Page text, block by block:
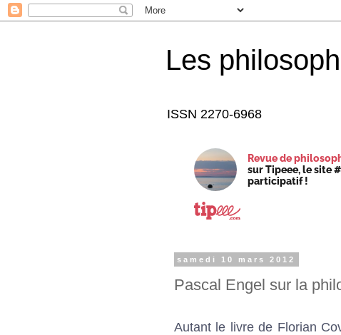
Les
ISSN 2270-6968
Revue de
sur Tipeee, le site
participatif !
samedi 10 mars 2012
Pascal Engel sur la
Autant le livre de Florian